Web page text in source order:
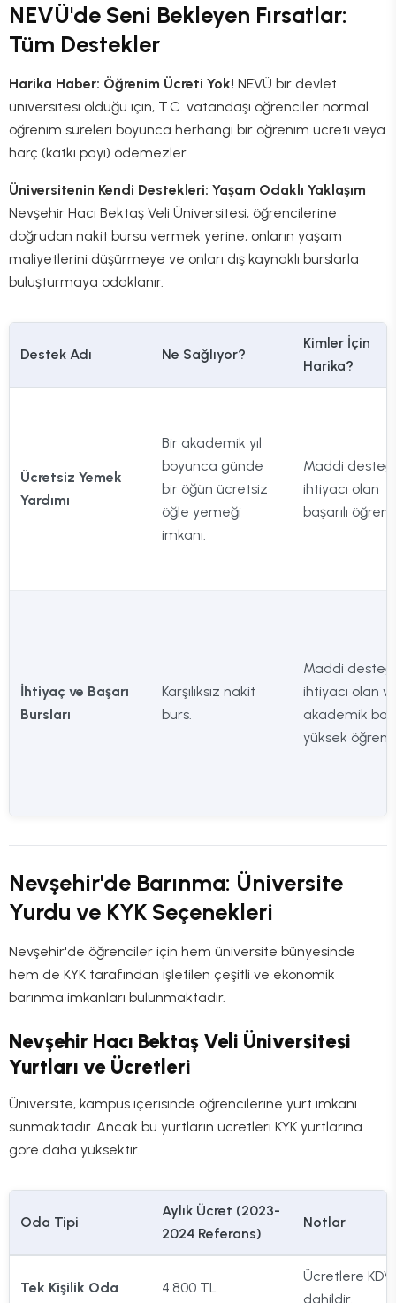
NEVÜ'de Seni Bekleyen Fırsatlar:
Tüm Destekler
Harika Haber: Öğrenim Ücreti Yok! NEVÜ bir devlet
üniversitesi olduğu için, T.C. vatandaşı öğrenciler normal
öğrenim süreleri boyunca herhangi bir öğrenim ücreti veya
harç (katkı payı) ödemezler.
Üniversitenin Kendi Destekleri: Yaşam Odaklı Yaklaşım
Nevşehir Hacı Bektaş Veli Üniversitesi, öğrencilerine
doğrudan nakit bursu vermek yerine, onların yaşam
maliyetlerini düşürmeye ve onları dış kaynaklı burslarla
buluşturmaya odaklanır.
Destek Adı Ne Sağlıyor?
Kimler İçin
Harika?
Ücretsiz Yemek
Yardımı
Bir akademik yıl
boyunca günde
bir öğün ücretsiz
öğle yemeği
imkanı.
Maddi
ihtiyacı olan
başarılı
İhtiyaç ve Başarı
Bursları
Karşılıksız nakit
burs.
Maddi
ihtiyacı olan
akademik
yüksek
Nevşehir'de Barınma: Üniversite
Yurdu ve KYK Seçenekleri
Nevşehir'de öğrenciler için hem üniversite bünyesinde
hem de KYK tarafından işletilen çeşitli ve ekonomik
barınma imkanları bulunmaktadır.
Nevşehir Hacı Bektaş Veli Üniversitesi
Yurtları ve Ücretleri
Üniversite, kampüs içerisinde öğrencilerine yurt imkanı
sunmaktadır. Ancak bu yurtların ücretleri KYK yurtlarına
göre daha yüksektir.
Oda Tipi
Aylık Ücret (2023-
2024 Referans)
Notlar
Tek Kişilik Oda 4.800 TL
Ücretlere KDV
dahildir.